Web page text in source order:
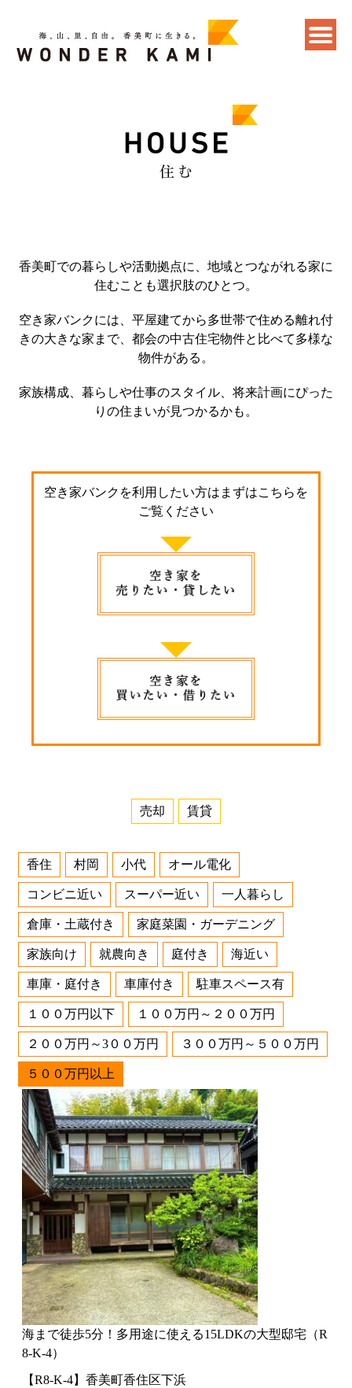
香美町での暮らしや活動拠点に、地域とつながれる家に
住むことも選択肢のひとつ。
空き家バンクには、平屋建てから多世帯で住める離れ付
きの大きな家まで、都会の中古住宅物件と比べて多様な
物件がある。
家族構成、暮らしや仕事のスタイル、将来計画にぴった
りの住まいが見つかるかも。
空き家バンクを利用したい方はまずはこちらを
ご覧ください
売却 賃貸
香住 村岡 小代 オール電化
コンビニ近い スーパー近い 一人暮らし
倉庫・土蔵付き 家庭菜園・ガーデニング
家族向け 就農向き 庭付き 海近い
車庫・庭付き 車庫付き 駐車スペース有
１００万円以下 １００万円～２００万円
２００万円～3００万円 ３００万円～５００万円
５００万円以上
海まで徒歩5分！多用途に使える15LDKの大型邸宅（R
8-K-4）
【R8-K-4】香美町香住区下浜